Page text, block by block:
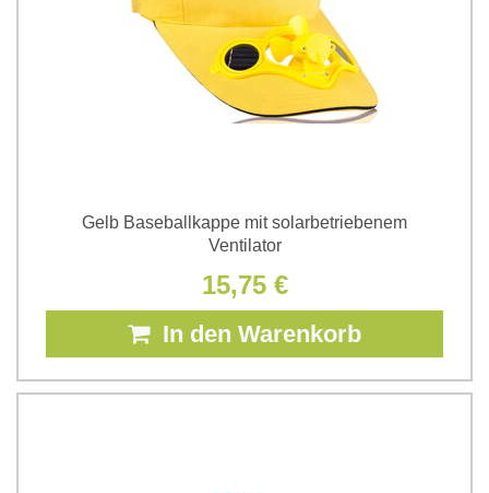
Gelb Baseballkappe mit solarbetriebenem
Ventilator
15,75 €
In den Warenkorb